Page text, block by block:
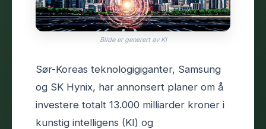
Bilde er generert av KI
Sør-Koreas teknologigiganter, Samsung
og SK Hynix, har annonsert planer om å
investere totalt 13.000 milliarder kroner i
kunstig intelligens (KI) og